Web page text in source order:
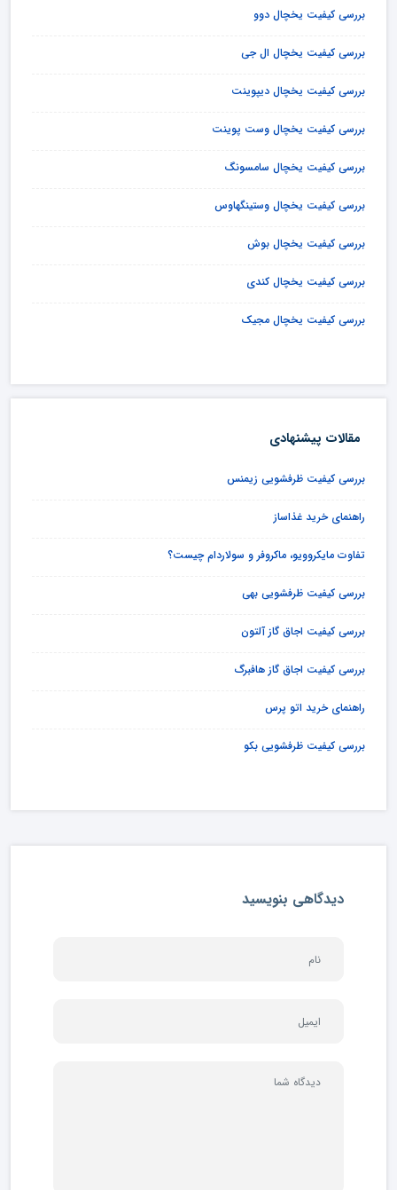
بررسی کیفیت یخچال دوو
بررسی کیفیت یخچال ال جی
بررسی کیفیت یخچال دیپوینت
بررسی کیفیت یخچال وست پوینت
بررسی کیفیت یخچال سامسونگ
بررسی کیفیت یخچال وستینگهاوس
بررسی کیفیت یخچال بوش
بررسی کیفیت یخچال کندی
بررسی کیفیت یخچال مجیک
مقالات پیشنهادی
بررسی کیفیت ظرفشویی زیمنس
راهنمای خرید غذاساز
تفاوت مایکروویو، ماکروفر و سولاردام چیست؟
بررسی کیفیت ظرفشویی بهی
بررسی کیفیت اجاق گاز آلتون
بررسی کیفیت اجاق گاز هافبرگ
راهنمای خرید اتو پرس
بررسی کیفیت ظرفشویی بکو
دیدگاهی بنویسید